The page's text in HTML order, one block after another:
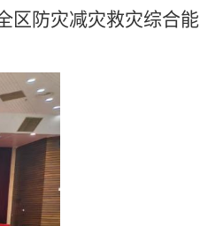
区防灾减灾救灾综合能